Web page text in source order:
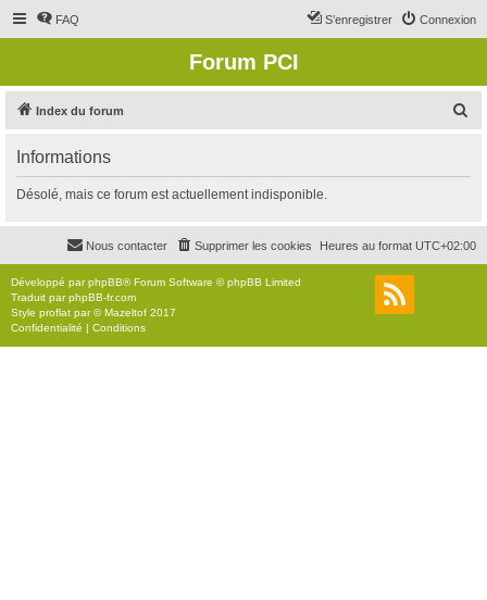
FAQ Connexion
S’enregistrer
Forum PCI
Index du forum
r
c
r
Informations
Désolé, mais ce forum est actuellement indisponible.
Heures au format UTC+02:00
Supprimer les cookies
Nous contacter
Développé parphpBB® Forum Software © phpBB Limited
Traduit parphpBB-fr.com
Style proflat par ©Mazeltof 2017
Confidentialité | Conditions